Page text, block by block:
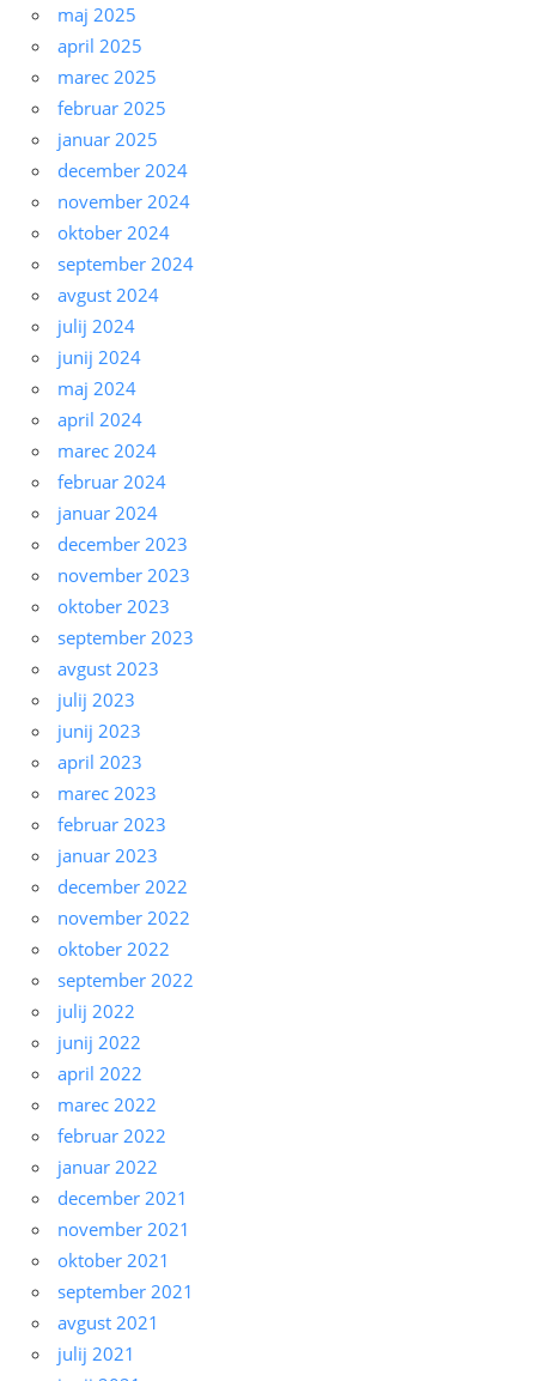
maj 2025
april 2025
marec 2025
februar 2025
januar 2025
december 2024
november 2024
oktober 2024
september 2024
avgust 2024
julij 2024
junij 2024
maj 2024
april 2024
marec 2024
februar 2024
januar 2024
december 2023
november 2023
oktober 2023
september 2023
avgust 2023
julij 2023
junij 2023
april 2023
marec 2023
februar 2023
januar 2023
december 2022
november 2022
oktober 2022
september 2022
julij 2022
junij 2022
april 2022
marec 2022
februar 2022
januar 2022
december 2021
november 2021
oktober 2021
september 2021
avgust 2021
julij 2021